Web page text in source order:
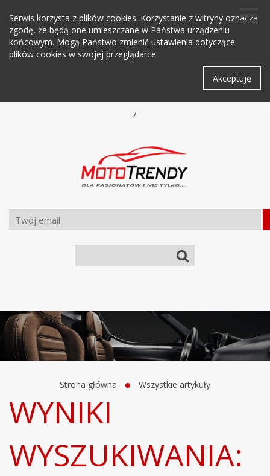
Serwis korzysta z plików cookies. Korzystanie z witryny oznacza
zgodę, że będą one umieszczane w Państwa urządzeniu
końcowym. Mogą Państwo zmienić ustawienia dotyczące
plików cookies w swojej przeglądarce.
Akceptuję
/
Strona główna Wszystkie artykuły
WYNIKI
WYSZUKIWANIA: